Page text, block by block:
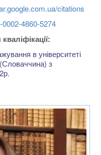
citations
4860-5274
в університеті
з